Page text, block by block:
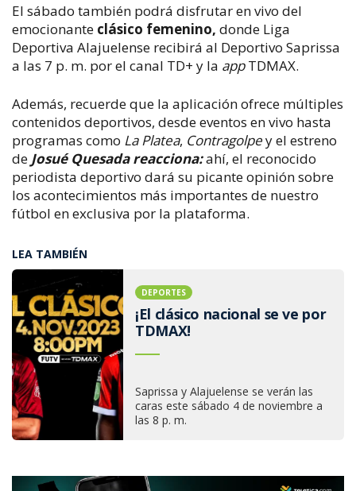
El sábado también podrá disfrutar en vivo del
emocionante clásico femenino, donde Liga
Deportiva Alajuelense recibirá al Deportivo Saprissa
a las 7 p. m. por el canal TD+ y la appTDMAX.
Además, recuerde que la aplicación ofrece múltiples
contenidos deportivos, desde eventos en vivo hasta
programas como La Platea, Contragolpey el estreno
de Josué Quesada reacciona:ahí, el reconocido
periodista deportivo dará su picante opinión sobre
los acontecimientos más importantes de nuestro
fútbol en exclusiva por la plataforma.
LEA TAMBIÉN
DEPORTES
¡El clásico nacional se ve por
TDMAX!
Saprissa y Alajuelense se verán las
caras este sábado 4 de noviembre a
las 8 p. m.